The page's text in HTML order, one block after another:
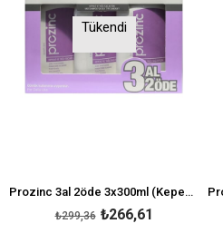
Tükendi
Prozinc 3al 2öde 3x300ml (Kepekli ve yağlı Saçlar) Şampuan
₺266,61
₺299,36